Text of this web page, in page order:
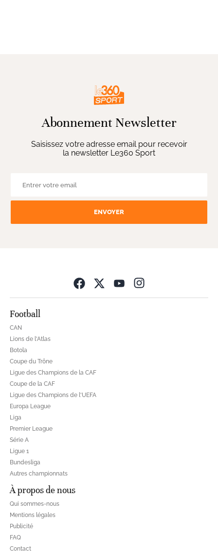
Abonnement Newsletter
Saisissez votre adresse email pour recevoir
la newsletter Le360 Sport
ENVOYER
Football
CAN
Lions de l'Atlas
Botola
Coupe du Trône
Ligue des Champions de la CAF
Coupe de la CAF
Ligue des Champions de l'UEFA
Europa League
Liga
Premier League
Série A
Ligue 1
Bundesliga
Autres championnats
À propos de nous
Qui sommes-nous
Mentions légales
Publicité
FAQ
Contact